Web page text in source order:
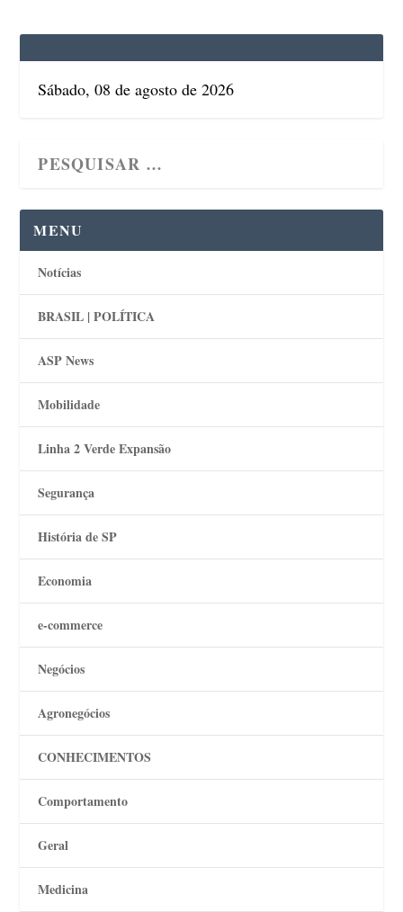
Sábado, 08 de agosto de 2026
MENU
Notícias
BRASIL | POLÍTICA
ASP News
Mobilidade
Linha 2 Verde Expansão
Segurança
História de SP
Economia
e-commerce
Negócios
Agronegócios
CONHECIMENTOS
Comportamento
Geral
Medicina